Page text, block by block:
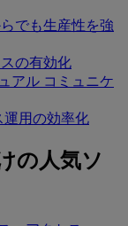
でも生産性を強
の有効化
アル コミュニケ
運用の効率化
の人気ソ